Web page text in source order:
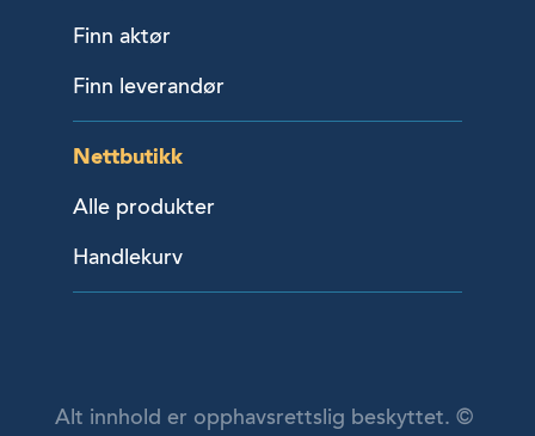
Finn aktør
Finn leverandør
Nettbutikk
Alle produkter
Handlekurv
Alt innhold er opphavsrettslig beskyttet. ©